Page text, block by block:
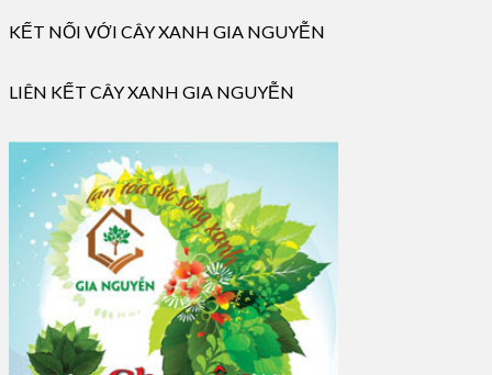
KẾT NỐI VỚI CÂY XANH GIA NGUYỄN
LIÊN KẾT CÂY XANH GIA NGUYỄN